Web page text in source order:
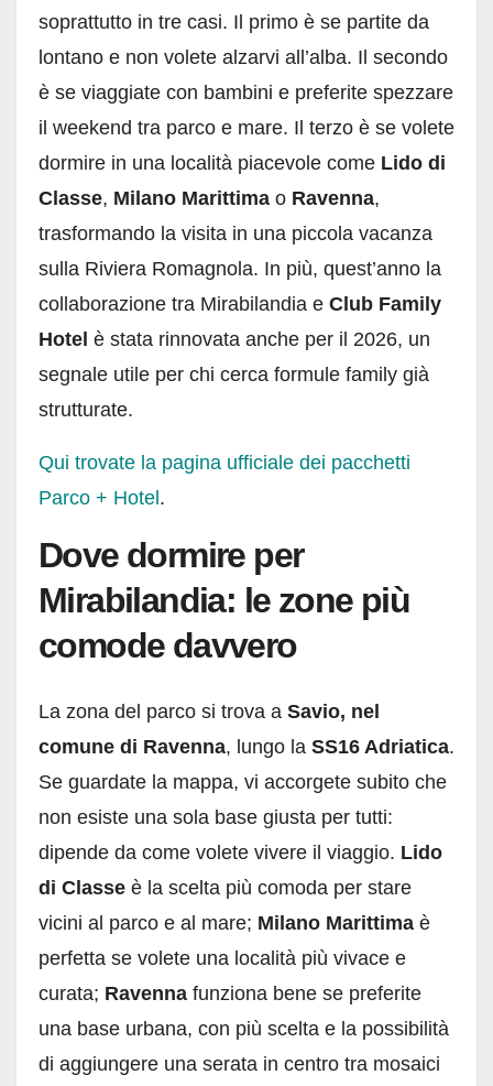
soprattutto in tre casi. Il primo è se partite da
lontano e non volete alzarvi all’alba. Il secondo
è se viaggiate con bambini e preferite spezzare
il weekend tra parco e mare. Il terzo è se volete
dormire in una località piacevole come Lido di
Classe, Milano Marittima o Ravenna,
trasformando la visita in una piccola vacanza
sulla Riviera Romagnola. In più, quest’anno la
collaborazione tra Mirabilandia e Club Family
Hotel è stata rinnovata anche per il 2026, un
segnale utile per chi cerca formule family già
strutturate.
Qui trovate la pagina ufficiale dei pacchetti
Parco + Hotel .
Dove dormire per
Mirabilandia: le zone più
comode davvero
La zona del parco si trova a Savio, nel
comune di Ravenna, lungo la SS16 Adriatica.
Se guardate la mappa, vi accorgete subito che
non esiste una sola base giusta per tutti:
dipende da come volete vivere il viaggio. Lido
di Classe è la scelta più comoda per stare
vicini al parco e al mare; Milano Marittima è
perfetta se volete una località più vivace e
curata; Ravenna funziona bene se preferite
una base urbana, con più scelta e la possibilità
di aggiungere una serata in centro tra mosaici